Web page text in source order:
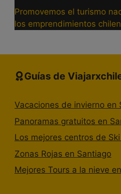
Promovemos el turismo
los emprendimientos
Guías de
Vacaciones de invierno en
Panoramas gratuitos en
Los mejores centros de
Zonas Rojas en Santiago
Mejores Tours a la nieve